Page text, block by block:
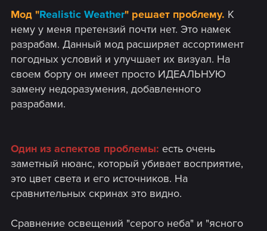
Мод "Realistic Weather" решает проблему. К
нему у меня претензий почти нет. Это намек
разрабам. Данный мод расширяет ассортимент
погодных условий и улучшает их визуал. На
своем борту он имеет просто ИДЕАЛЬНУЮ
замену недоразумения, добавленного
разрабами.
Один из аспектов проблемы: есть очень
заметный нюанс, который убивает восприятие,
это цвет света и его источников. На
сравнительных скринах это видно.
Сравнение освещений "серого неба" и "ясного